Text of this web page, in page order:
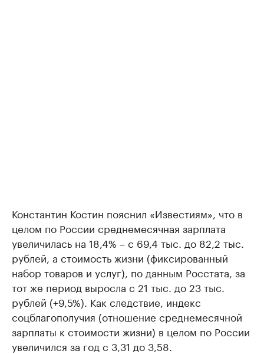
Константин Костин пояснил «Известиям», что в
целом по России среднемесячная зарплата
увеличилась на 18,4% – с 69,4 тыс. до 82,2 тыс.
рублей, а стоимость жизни (фиксированный
набор товаров и услуг), по данным Росстата, за
тот же период выросла с 21 тыс. до 23 тыс.
рублей (+9,5%). Как следствие, индекс
соцблагополучия (отношение среднемесячной
зарплаты к стоимости жизни) в целом по России
увеличился за год с 3,31 до 3,58.